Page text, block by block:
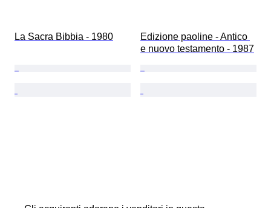
La Sacra Bibbia - 1980
Edizione paoline - Antico
e nuovo testamento - 1987